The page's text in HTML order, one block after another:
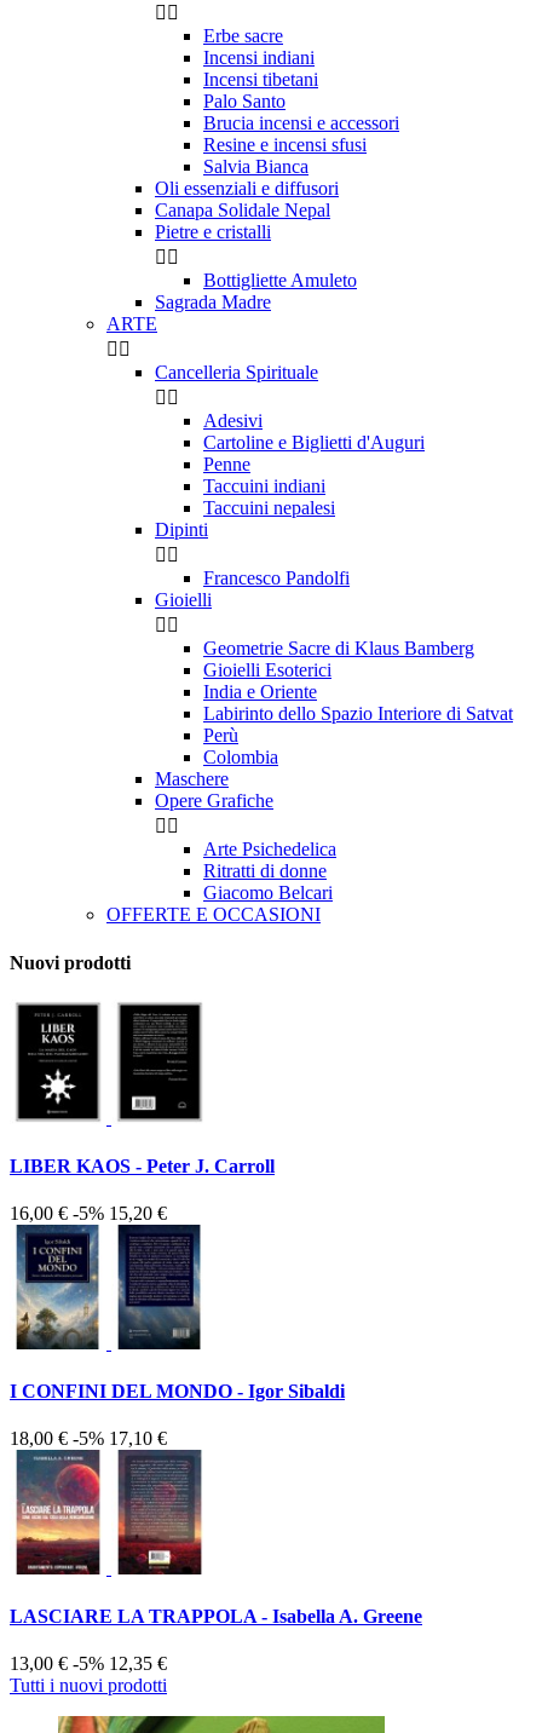
 
Erbe sacre
Incensi indiani
Incensi tibetani
Palo Santo
Brucia incensi e accessori
Resine e incensi sfusi
Salvia Bianca
Oli essenziali e diffusori
Canapa Solidale Nepal
Pietre e cristalli
 
Bottigliette Amuleto
Sagrada Madre
ARTE
 
Cancelleria Spirituale
 
Adesivi
Cartoline e Biglietti d'Auguri
Penne
Taccuini indiani
Taccuini nepalesi
Dipinti
 
Francesco Pandolfi
Gioielli
 
Geometrie Sacre di Klaus Bamberg
Gioielli Esoterici
India e Oriente
Labirinto dello Spazio Interiore di Satvat
Perù
Colombia
Maschere
Opere Grafiche
 
Arte Psichedelica
Ritratti di donne
Giacomo Belcari
OFFERTE E OCCASIONI
Nuovi prodotti
LIBER KAOS - Peter J. Carroll
16,00 € -5% 15,20 €
I CONFINI DEL MONDO - Igor Sibaldi
18,00 € -5% 17,10 €
LASCIARE LA TRAPPOLA - Isabella A. Greene
13,00 € -5% 12,35 €
Tutti i nuovi prodotti